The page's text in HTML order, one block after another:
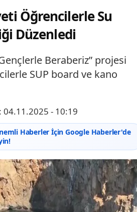
Öğrencilerle Su
Düzenledi
Beraberiz” projesi
SUP board ve kano
04.11.2025 - 10:19
Haberler İçin Google Haberler'de